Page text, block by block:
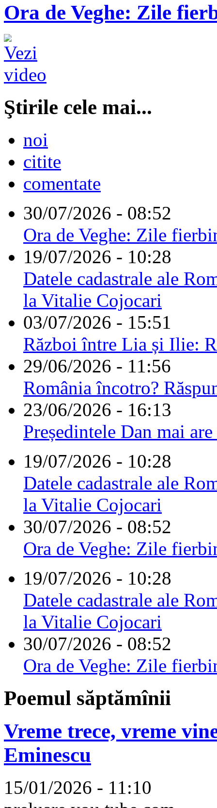
Ora de Veghe: Zile
Ştirile cele mai...
noi
citite
comentate
30/07/2026 - 08:52
Ora de Veghe: Zile
19/07/2026 - 10:28
Datele cadastrale ale
la Vitalie Cojocari
03/07/2026 - 15:51
Război între Lia și Ilie:
29/06/2026 - 11:56
România încotro?
23/06/2026 - 16:13
Președintele Dan mai
19/07/2026 - 10:28
Datele cadastrale ale
la Vitalie Cojocari
30/07/2026 - 08:52
Ora de Veghe: Zile
19/07/2026 - 10:28
Datele cadastrale ale
la Vitalie Cojocari
30/07/2026 - 08:52
Ora de Veghe: Zile
Poemul săptămînii
Vreme trece, vreme
Eminescu
15/01/2026 - 11:10